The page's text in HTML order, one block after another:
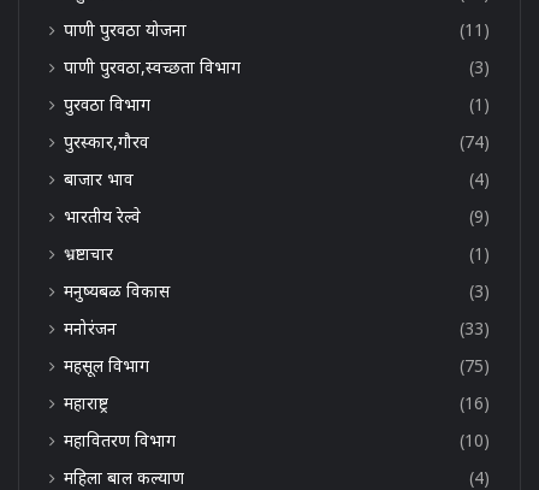
पाणी पुरवठा योजना
(11)
पाणी पुरवठा,स्वच्छता विभाग
(3)
पुरवठा विभाग
(1)
पुरस्कार,गौरव
(74)
बाजार भाव
(4)
भारतीय रेल्वे
(9)
भ्रष्टाचार
(1)
मनुष्यबळ विकास
(3)
मनोरंजन
(33)
महसूल विभाग
(75)
महाराष्ट्र
(16)
महावितरण विभाग
(10)
महिला बाल कल्याण
(4)